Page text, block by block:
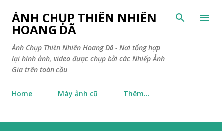
Chuyển đến nội dung chính
ẢNH CHỤP THIÊN NHIÊN
HOANG DÃ
Ảnh Chụp Thiên Nhiên Hoang Dã - Nơi tổng hợp
lại hình ảnh, video được chụp bởi các Nhiếp Ảnh
Gia trên toàn cầu
Home Máy ảnh cũ Thêm…